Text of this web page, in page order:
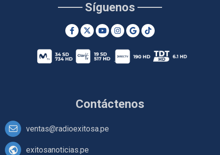
Contáctenos
ventas@radioexitosa.pe
exitosanoticias.pe
Síguenos